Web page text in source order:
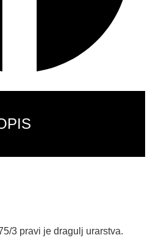
3 pravi je dragulj urarstva.